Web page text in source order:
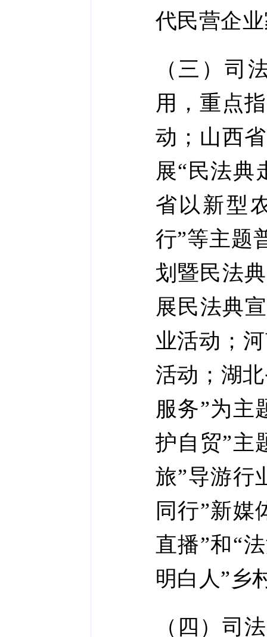
代民营企
（三）司
用，重点
动；山西
展“民法典
省以新型
行”等主题
划暨民法
展民法典
业活动；
活动；湖
服务”为主
护自贸”主
旅”导游行
同行”新媒
直播”和“
明白人”乡
（四）司